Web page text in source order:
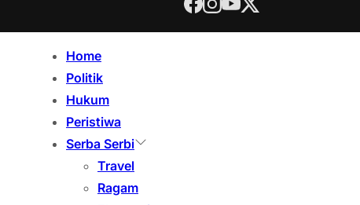
Home
Politik
Hukum
Peristiwa
Serba Serbi
Travel
Ragam